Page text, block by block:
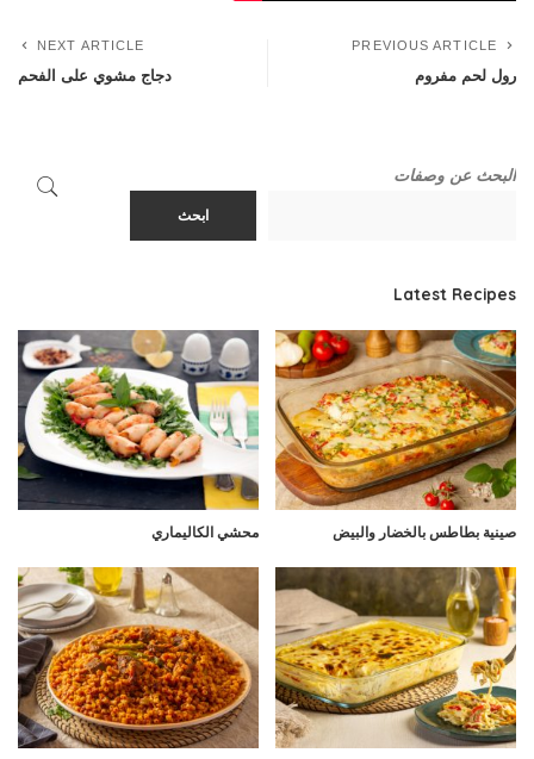
PREVIOUS ARTICLE
رول لحم مفروم
NEXT ARTICLE
دجاج مشوي على الفحم
البحث عن وصفات
ابحث
Latest Recipes
صينية بطاطس بالخضار والبيض محشي الكاليماري